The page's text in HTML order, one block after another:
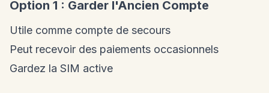
Option 1 : Garder l'Ancien Compte
Utile comme compte de secours
Peut recevoir des paiements occasionnels
Gardez la SIM active